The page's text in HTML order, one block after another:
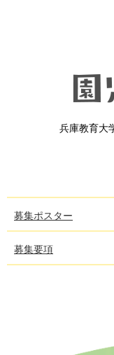
兵庫教育大
募集ポスター
募集要項